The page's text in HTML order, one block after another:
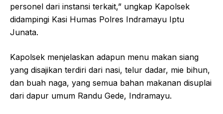
personel dari instansi terkait,” ungkap Kapolsek
didampingi Kasi Humas Polres Indramayu Iptu
Junata.
Kapolsek menjelaskan adapun menu makan siang
yang disajikan terdiri dari nasi, telur dadar, mie bihun,
dan buah naga, yang semua bahan makanan disuplai
dari dapur umum Randu Gede, Indramayu.